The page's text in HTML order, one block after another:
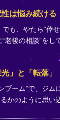
は悩み続ける
でも、やたら“
老後の相談”を
」と「転落」
ブーム”で、ジ
かのように思い